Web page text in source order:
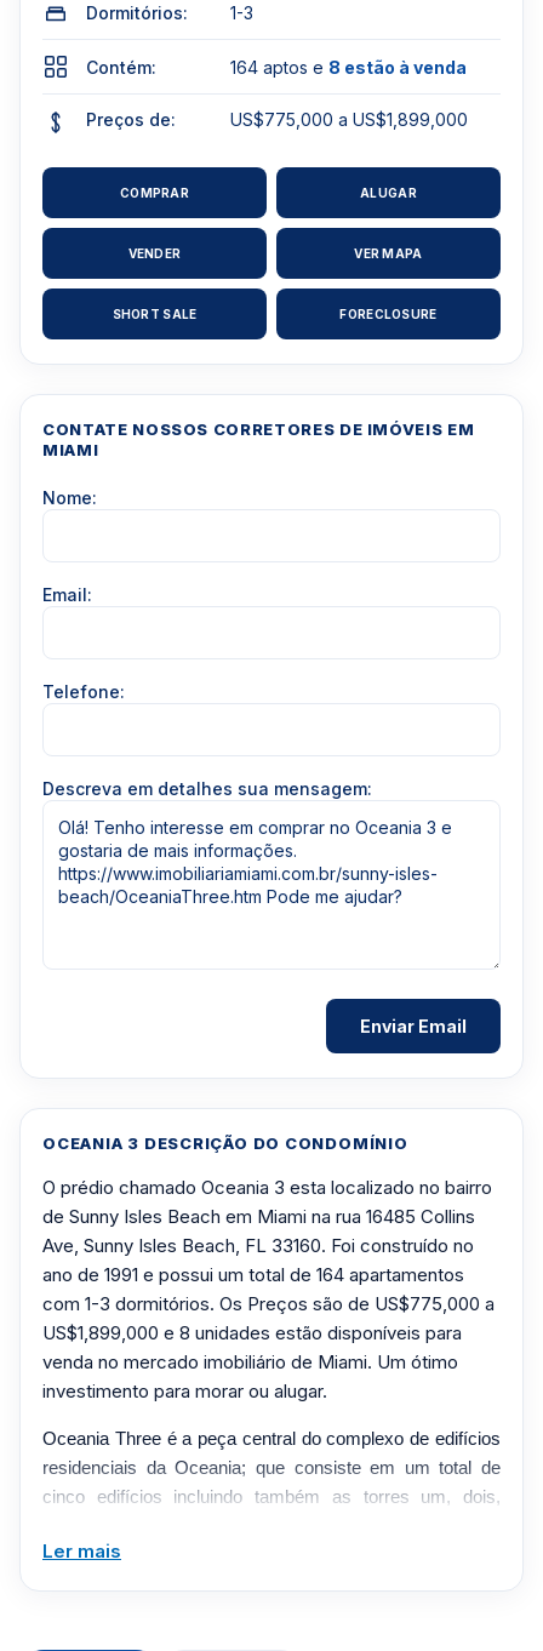
Dormitórios: 1-3
Contém: 164 aptos e 8 estão à venda
Preços de: US$775,000 a US$1,899,000
COMPRAR ALUGAR
VENDER VER MAPA
SHORT SALE FORECLOSURE
OCEANIA 3 DESCRIÇÃO DO CONDOMÍNIO
O prédio chamado Oceania 3 esta localizado no bairro
de Sunny Isles Beach em Miami na rua 16485 Collins
Ave, Sunny Isles Beach, FL 33160. Foi construído no
ano de 1991 e possui um total de 164 apartamentos
com 1-3 dormitórios. Os Preços são de US$775,000 a
US$1,899,000 e 8 unidades estão disponíveis para
venda no mercado imobiliário de Miami. Um ótimo
investimento para morar ou alugar.
Oceania Three é a peça central do complexo de edifícios
residenciais da Oceania; que consiste em um total de
cinco edifícios incluindo também as torres um, dois,
edifício fica no coração da faixa de condomínios de
Ler mais
CONTATE NOSSOS CORRETORES DE IMÓVEIS EM
MIAMI
Nome:
Email:
Telefone:
Descreva em detalhes sua mensagem: